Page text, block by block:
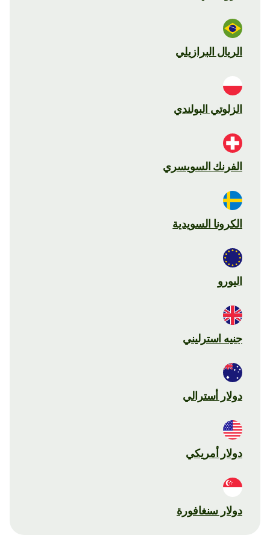
الريال البرازيلي
الزلوتي البولندي
الفرنك السويسري
الكرونا السويدية
اليورو
جنيه استرليني
دولار أسترالي
دولار أمريكي
دولار سنغافورة